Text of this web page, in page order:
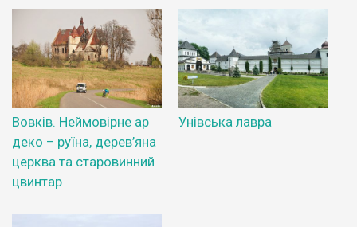
Вовків. Неймовірне ар
деко – руїна, дерев’яна
церква та старовинний
цвинтар
Унівська лавра